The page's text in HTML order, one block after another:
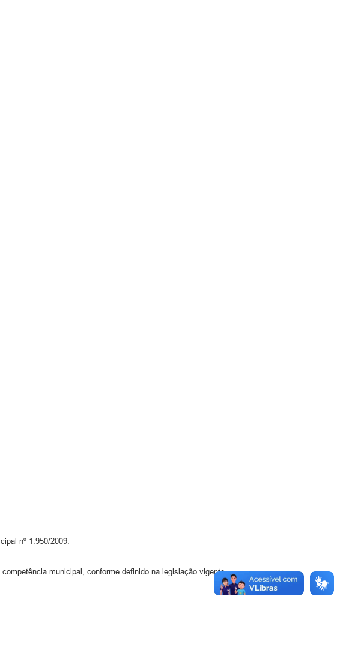
nº 1.950/2009.
municipal, conforme definido na legislação vigente.